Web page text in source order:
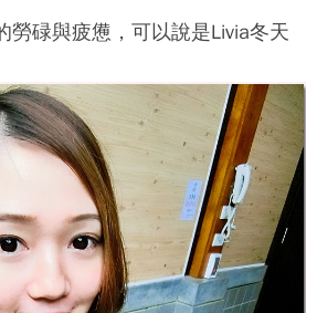
勞碌與疲憊，可以說是Livia冬天